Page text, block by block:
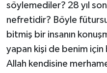
söylemediler? 28 yıl
nefretidir? Böyle
bitmiş bir insanın
yapan kişi de benim için
Allah kendisine